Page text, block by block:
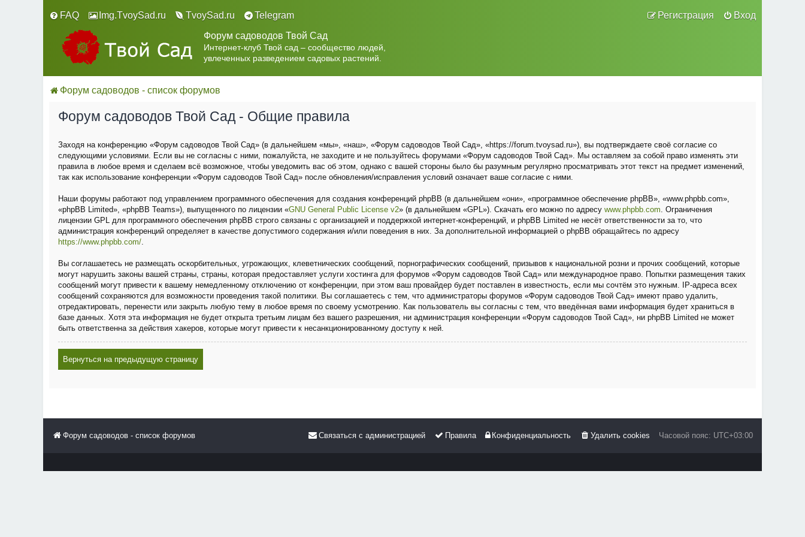
FAQ Вход
Регистрация
Img.TvoySad.ru TvoySad.ru
Telegram
Форум садоводов Твой Сад
Интернет-клуб Твой сад – сообщество людей,
увлеченных разведением садовых растений.
Форум садоводов - список форумов
Форум садоводов Твой Сад - Общие правила
Заходя на конференцию «Форум садоводов Твой Сад» (в дальнейшем «мы», «наш», «Форум садоводов Твой Сад», «https://forum.tvoysad.ru»), вы подтверждаете своё согласие со
следующими условиями. Если вы не согласны с ними, пожалуйста, не заходите и не пользуйтесь форумами «Форум садоводов Твой Сад». Мы оставляем за собой право изменять эти
правила в любое время и сделаем всё возможное, чтобы уведомить вас об этом, однако с вашей стороны было бы разумным регулярно просматривать этот текст на предмет изменений,
так как использование конференции «Форум садоводов Твой Сад» после обновления/исправления условий означает ваше согласие с ними.
Наши форумы работают под управлением программного обеспечения для создания конференций phpBB (в дальнейшем «они», «программное обеспечение phpBB», «www.phpbb.com»,
«phpBB Limited», «phpBB Teams»), выпущенного по лицензии «GNU General Public License v2» (в дальнейшем «GPL»). Скачать его можно по адресу www.phpbb.com. Ограничения
лицензии GPL для программного обеспечения phpBB строго связаны с организацией и поддержкой интернет-конференций, и phpBB Limited не несёт ответственности за то, что
администрация конференций определяет в качестве допустимого содержания и/или поведения в них. За дополнительной информацией о phpBB обращайтесь по адресу
https://www.phpbb.com/.
Вы соглашаетесь не размещать оскорбительных, угрожающих, клеветнических сообщений, порнографических сообщений, призывов к национальной розни и прочих сообщений, которые
могут нарушить законы вашей страны, страны, которая предоставляет услуги хостинга для форумов «Форум садоводов Твой Сад» или международное право. Попытки размещения таких
сообщений могут привести к вашему немедленному отключению от конференции, при этом ваш провайдер будет поставлен в известность, если мы сочтём это нужным. IP-адреса всех
сообщений сохраняются для возможности проведения такой политики. Вы соглашаетесь с тем, что администраторы форумов «Форум садоводов Твой Сад» имеют право удалить,
отредактировать, перенести или закрыть любую тему в любое время по своему усмотрению. Как пользователь вы согласны с тем, что введённая вами информация будет храниться в
базе данных. Хотя эта информация не будет открыта третьим лицам без вашего разрешения, ни администрация конференции «Форум садоводов Твой Сад», ни phpBB Limited не может
быть ответственна за действия хакеров, которые могут привести к несанкционированному доступу к ней.
Вернуться на предыдущую страницу
Форум садоводов - список форумов Часовой пояс: UTC+03:00
Удалить cookies
Конфиденциальность
Правила
Связаться с администрацией